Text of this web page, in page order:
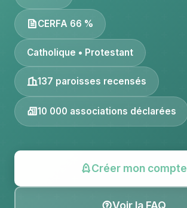
CERFA 66 %
Catholique • Protestant
137 paroisses recensés
10 000 associations déclarées
Créer mon compte
Voir la FAQ